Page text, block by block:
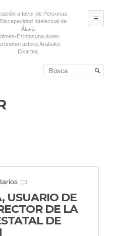
a favor de Personas
Intelectual de
Álava
Ezintasuna duten
aldeko Arabako
Elkartea
secundario
USUARIO DE
DE LA
DE